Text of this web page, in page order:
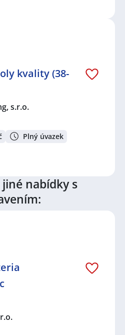
kvality (38-
s.r.o.
Plný úvazek
nabídky s